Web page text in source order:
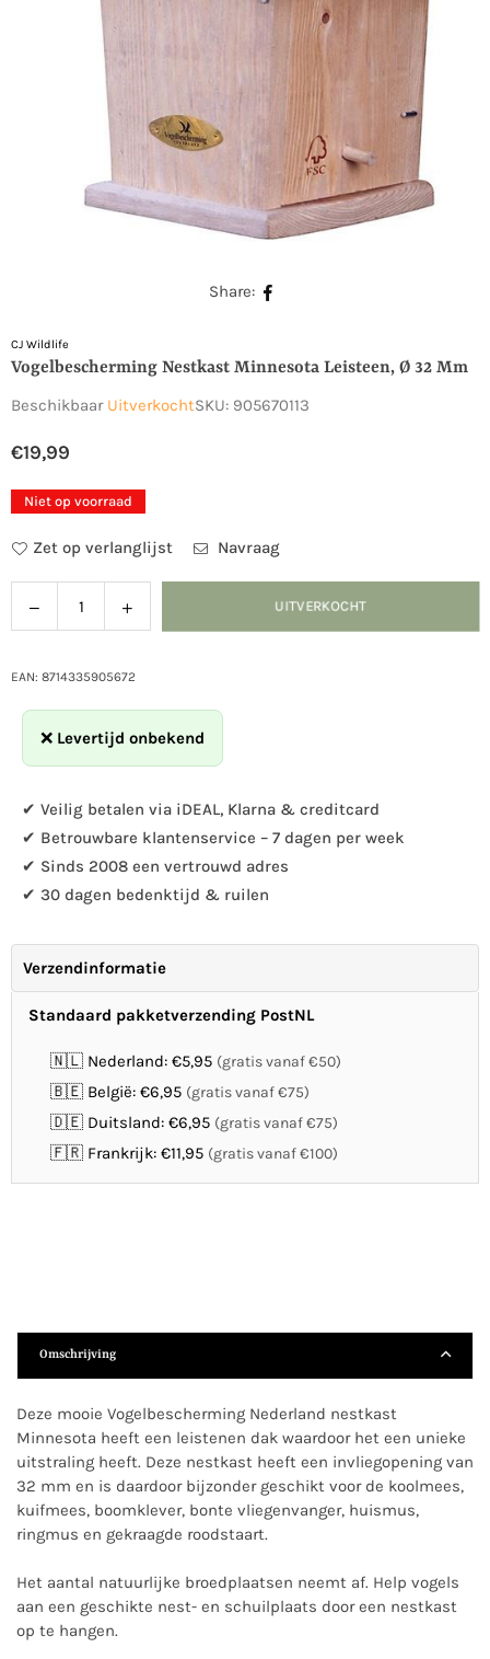
Share:
CJ Wildlife
Vogelbescherming Nestkast Minnesota Leisteen, Ø 32 Mm
Beschikbaar UitverkochtSKU: 905670113
Normale
prijs
€19,99
Niet op voorraad
Zet op verlanglijst Navraag
Hoeveelheid
Verlaag
de
voor
Minnesota
32
mm
Verhoog
de
voor
Minnesota
mm
UITVERKOCHT
EAN: 8714335905672
❌ Levertijd onbekend
✔ Veilig betalen via iDEAL, Klarna & creditcard
✔ Betrouwbare klantenservice – 7 dagen per week
✔ Sinds 2008 een vertrouwd adres
✔ 30 dagen bedenktijd & ruilen
Verzendinformatie
Standaard pakketverzending PostNL
🇳🇱 Nederland: €5,95 (gratis vanaf €50)
🇧🇪 België: €6,95 (gratis vanaf €75)
🇩🇪 Duitsland: €6,95 (gratis vanaf €75)
🇫🇷 Frankrijk: €11,95 (gratis vanaf €100)
Omschrijving
Deze mooie Vogelbescherming Nederland nestkast
Minnesota heeft een leistenen dak waardoor het een unieke
uitstraling heeft. Deze nestkast heeft een invliegopening van
32 mm en is daardoor bijzonder geschikt voor de koolmees,
kuifmees, boomklever, bonte vliegenvanger, huismus,
ringmus en gekraagde roodstaart.
Het aantal natuurlijke broedplaatsen neemt af. Help vogels
aan een geschikte nest- en schuilplaats door een nestkast
op te hangen.